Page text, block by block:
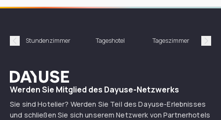
Précédent
Stundenzimmer Tageshotel Tageszimmer
Dayuse
Werden Sie Mitglied des Dayuse-Netzwerks
Sie sind Hotelier? Werden Sie Teil des Dayuse-Erlebnisses
und schließen Sie sich unserem Netzwerk von Partnerhotels